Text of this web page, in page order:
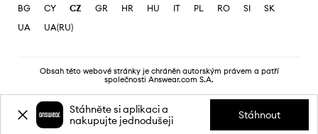
BG CY CZ GR HR HU IT PL RO SI
SK
UA
UA(RU)
Obsah této webové stránky je chráněn autorským právem a patří
společnosti Answear.com S.A.
Stáhněte si aplikaci a
nakupujte jednodušeji
Stáhnout